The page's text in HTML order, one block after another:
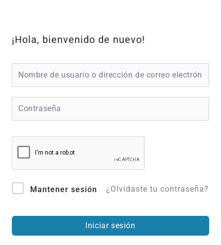
contenido
¡Hola, bienvenido de nuevo!
Mantener sesión ¿Olvidaste tu contraseña?
Iniciar sesión